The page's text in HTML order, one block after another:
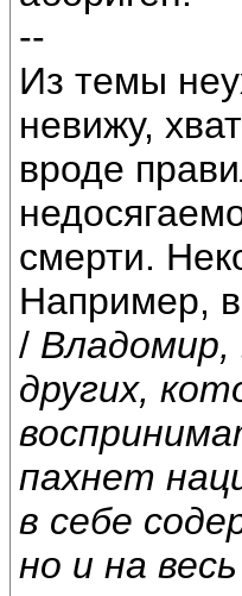
--
Из темы
невижу,
вроде
смерти.
Например,
/ Владомир,
других,
пахнет
в себе
но и на